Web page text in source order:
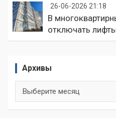
26-06-2026 21:18
В
отключать
Архивы